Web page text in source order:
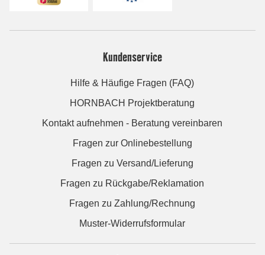
Kundenservice
Hilfe & Häufige Fragen (FAQ)
HORNBACH Projektberatung
Kontakt aufnehmen - Beratung vereinbaren
Fragen zur Onlinebestellung
Fragen zu Versand/Lieferung
Fragen zu Rückgabe/Reklamation
Fragen zu Zahlung/Rechnung
Muster-Widerrufsformular